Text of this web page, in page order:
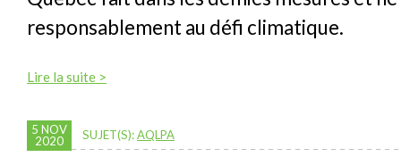
responsablement au défi climatique.
Lire la suite >
5 NOV
2020
SUJET(S):AQLPA